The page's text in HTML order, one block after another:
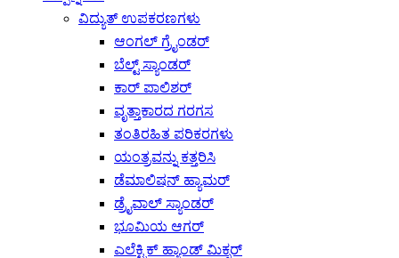
ವಿದ್ಯುತ್ ಉಪಕರಣಗಳು
ಆಂಗಲ್ ಗ್ರೈಂಡರ್
ಬೆಲ್ಟ್ ಸ್ಯಾಂಡರ್
ಕಾರ್ ಪಾಲಿಶರ್
ವೃತ್ತಾಕಾರದ ಗರಗಸ
ತಂತಿರಹಿತ ಪರಿಕರಗಳು
ಯಂತ್ರವನ್ನು ಕತ್ತರಿಸಿ
ಡೆಮಾಲಿಷನ್ ಹ್ಯಾಮರ್
ಡ್ರೈವಾಲ್ ಸ್ಯಾಂಡರ್
ಭೂಮಿಯ ಆಗರ್
ಎಲೆಕ್ಟ್ರಿಕ್ ಹ್ಯಾಂಡ್ ಮಿಕ್ಸರ್